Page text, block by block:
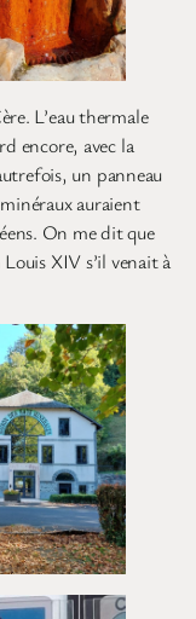
L’eau thermale
encore, avec la
un panneau
auraient
On me dit que
XIV s’il venait à